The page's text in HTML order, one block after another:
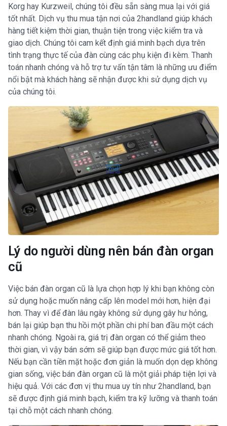
Korg hay Kurzweil, chúng tôi đều sẵn sàng mua lại với giá
tốt nhất. Dịch vụ thu mua tận nơi của 2handland giúp khách
hàng tiết kiệm thời gian, thuận tiện trong việc kiểm tra và
giao dịch. Chúng tôi cam kết định giá minh bạch dựa trên
tình trạng thực tế của đàn cùng các phụ kiện đi kèm. Thanh
toán nhanh chóng và hỗ trợ tư vấn tận tâm là những ưu điểm
nổi bật mà khách hàng sẽ nhận được khi sử dụng dịch vụ
của chúng tôi.
Lý do người dùng nên bán đàn organ
cũ
Việc bán đàn organ cũ là lựa chọn hợp lý khi bạn không còn
sử dụng hoặc muốn nâng cấp lên model mới hơn, hiện đại
hơn. Thay vì để đàn lâu ngày không sử dụng gây hư hỏng,
bán lại giúp bạn thu hồi một phần chi phí ban đầu một cách
nhanh chóng. Ngoài ra, giá trị đàn organ có thể giảm theo
thời gian, vì vậy bán sớm sẽ giúp bạn được mức giá tốt hơn.
Nếu bạn cần tiền mặt hoặc đơn giản là muốn dọn dẹp không
gian sống, việc bán đàn organ cũ là một giải pháp tiện lợi và
hiệu quả. Với các đơn vị thu mua uy tín như 2handland, bạn
sẽ được định giá minh bạch, kiểm tra kỹ lưỡng và thanh toán
tại chỗ một cách nhanh chóng.